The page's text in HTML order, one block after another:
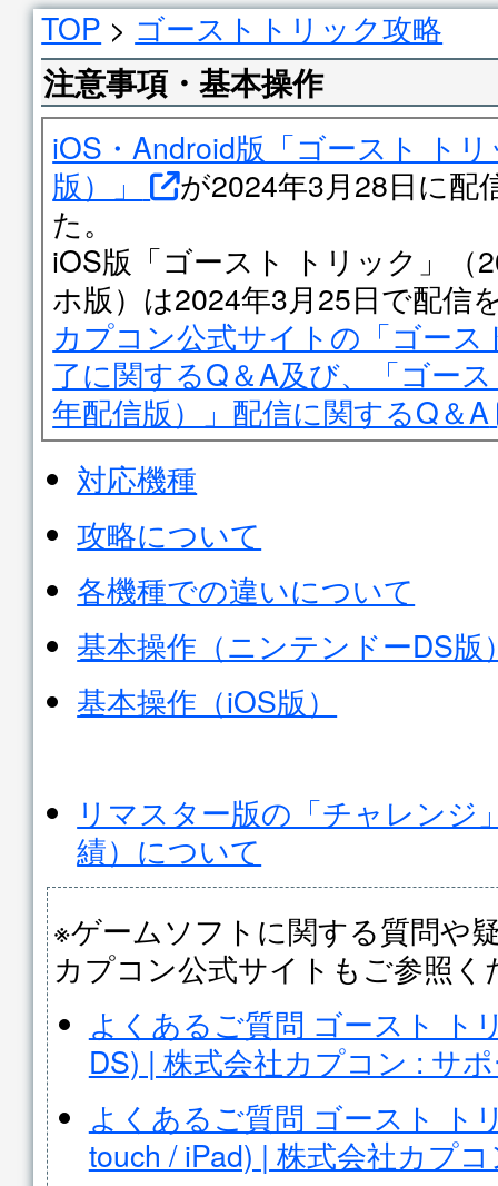
TOP > ゴーストトリック攻略
注意事項・基本操作
iOS・Android版「ゴースト ト
版）」
が2024年3月28日に配
た。
iOS版「ゴースト トリック」（
ホ版）は2024年3月25日で配信
カプコン公式サイトの「ゴー
了に関するQ＆A及び、「ゴー
年配信版）」配信に関するQ＆A
対応機種
攻略について
各機種での違いについて
基本操作（ニンテンドーDS版
基本操作（iOS版）
リマスター版の「チャレンジ
績）について
※ゲームソフトに関する質問や
カプコン公式サイトもご参照く
よくあるご質問 ゴースト ト
DS) | 株式会社カプコン : サ
よくあるご質問 ゴースト ト
touch / iPad) | 株式会社カプ